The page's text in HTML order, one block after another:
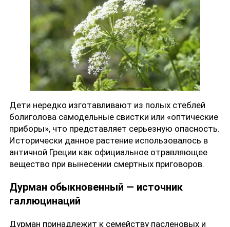
Дети нередко изготавливают из полых стеблей
болиголова самодельные свистки или «оптические
приборы», что представляет серьезную опасность.
Исторически данное растение использовалось в
античной Греции как официальное отравляющее
вещество при вынесении смертных приговоров.
Дурман обыкновенный — источник
галлюцинаций
Дурман принадлежит к семейству пасленовых и